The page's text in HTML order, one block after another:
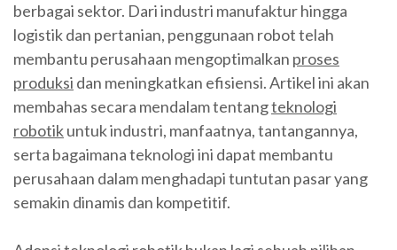
berbagai sektor. Dari industri manufaktur hingga
logistik dan pertanian, penggunaan robot telah
membantu perusahaan mengoptimalkan proses
produksi dan meningkatkan efisiensi. Artikel ini akan
membahas secara mendalam tentangteknologi
robotikuntuk industri, manfaatnya, tantangannya,
serta bagaimana teknologi ini dapat membantu
perusahaan dalam menghadapi tuntutan pasar yang
semakin dinamis dan kompetitif.